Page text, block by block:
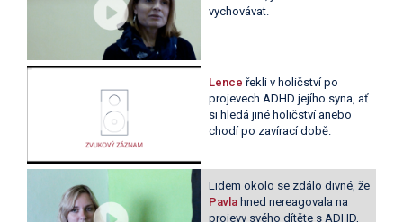
vychovávat.
Lence řekli v holičství po
projevech ADHD jejího syna, ať
si hledá jiné holičství anebo
chodí po zavírací době.
Lidem okolo se zdálo divné, že
Pavla hned nereagovala na
projevy svého dítěte s ADHD,